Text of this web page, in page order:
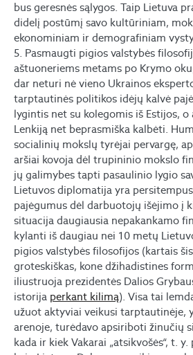
bus geresnės sąlygos. Taip Lietuva
didelį postūmį savo kultūriniam,
ekonominiam ir demografiniam
5. Pasmaugti pigios valstybės
aštuoneriems metams po Krymo
dar neturi nė vieno Ukrainos
tarptautinės politikos idėjų kalvė
lygintis net su kolegomis iš Estijos, o
Lenkiją net beprasmiška kalbėti.
socialinių mokslų tyrėjai pervargę,
aršiai kovoja dėl trupininio mokslo
jų galimybes tapti pasaulinio lygio
Lietuvos diplomatija yra
pajėgumus dėl darbuotojų išėjimo į
situacija daugiausia nepakankamo
kylanti iš daugiau nei 10 metų
pigios valstybės filosofijos (kartais
groteskiškas, kone džihadistines
iliustruoja prezidentės Dalios
istorija perkant kilimą). Visa tai
užuot aktyviai veikusi tarptautinėje,
arenoje, turėdavo apsiriboti žinučių
kada ir kiek Vakarai „atsikvošės“, t.